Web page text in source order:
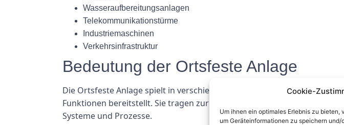
Cookie-
Um ihnen ein optimales Erlebnis zu
um Geräteinformationen zu speichern
Wasseraufbereitungsanlagen
Telekommunikationstürme
Industriemaschinen
Verkehrsinfrastruktur
Bedeutung der Ortsfeste Anlage
Die Ortsfeste Anlage spielt in verschiedenen Branchen und Sektoren
Funktionen bereitstellt. Sie tragen zur Infrastruktur und Entwicklung
Systeme und Prozesse.